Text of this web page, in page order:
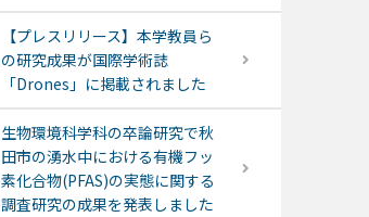
【プレスリリース】本学教員ら
の研究成果が国際学術誌
「Drones」に掲載されました
生物環境科学科の卒論研究で秋
田市の湧水中における有機フッ
素化合物(PFAS)の実態に関する
調査研究の成果を発表しました